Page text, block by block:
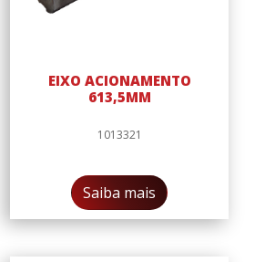
EIXO ACIONAMENTO
613,5MM
1013321
Saiba mais